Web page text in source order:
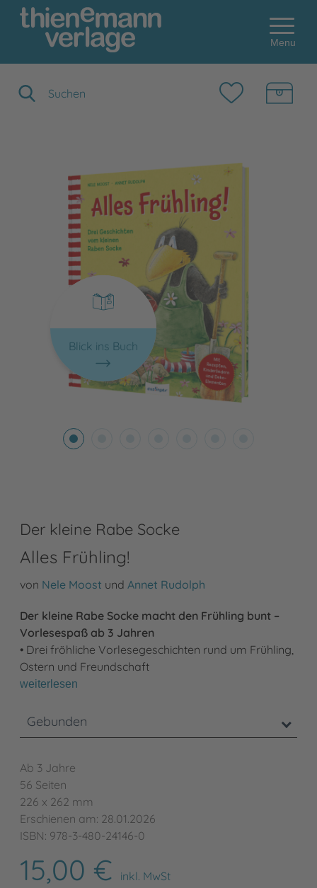
Menu
Blick ins Buch
Der kleine Rabe Socke
Alles Frühling!
von Nele Moost und Annet Rudolph
Der kleine Rabe Socke macht den Frühling bunt –
Vorlesespaß ab 3 Jahren
• Drei fröhliche Vorlesegeschichten rund um Frühling,
Ostern und Freundschaft
weiterlesen
Gebunden
Ab 3 Jahre
56 Seiten
226 x 262 mm
Erschienen am: 28.01.2026
ISBN: 978-3-480-24146-0
15,00 €
inkl. MwSt